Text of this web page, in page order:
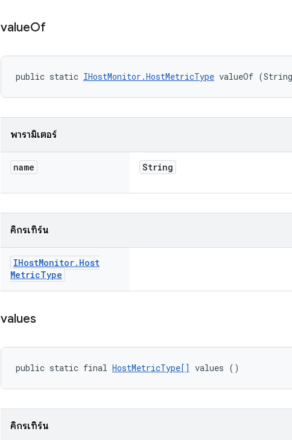
valueOf
public static IHostMonitor.HostMetricType valueOf (String
พารามิเตอร์
name String
คิกรีเทิร์น
IHostMonitor. Host
MetricType
values
public static final HostMetricType[] values ()
คิกรีเทิร์น